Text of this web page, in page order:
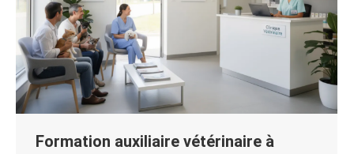
Formation auxiliaire vétérinaire à